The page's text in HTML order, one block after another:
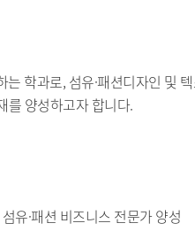
학과로, 섬유·패션디자인 및
를 양성하고자 합니다.
유·패션 비즈니스 전문가 양성